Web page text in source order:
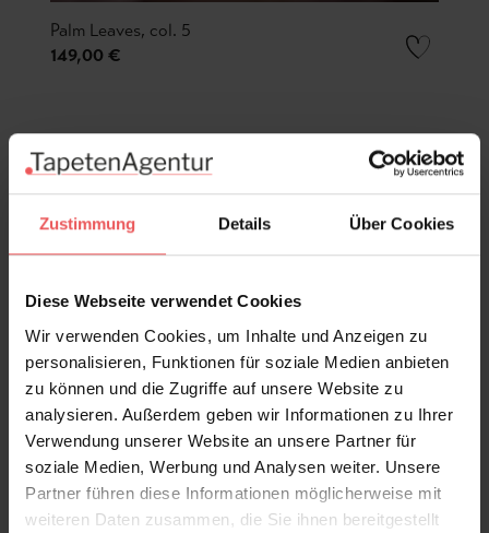
Zustimmung Details Über Cookies
Diese Webseite verwendet Cookies
Wir verwenden Cookies, um Inhalte und Anzeigen zu
personalisieren, Funktionen für soziale Medien anbieten
zu können und die Zugriffe auf unsere Website zu
analysieren. Außerdem geben wir Informationen zu Ihrer
Verwendung unserer Website an unsere Partner für
soziale Medien, Werbung und Analysen weiter. Unsere
Partner führen diese Informationen möglicherweise mit
weiteren Daten zusammen, die Sie ihnen bereitgestellt
Palm Leaves, col. 5
149,00 €